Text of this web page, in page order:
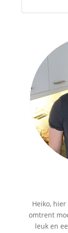
Heiko,
omtrent
leuk en